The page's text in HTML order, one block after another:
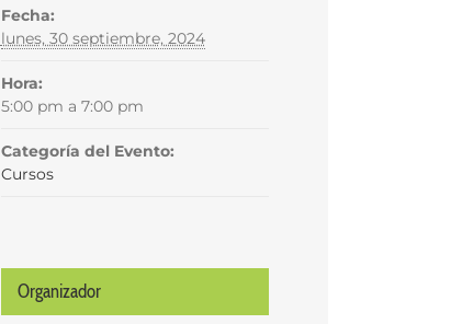
Fecha:
lunes, 30 septiembre, 2024
Hora:
5:00 pm a 7:00 pm
Categoría del Evento:
Cursos
Organizador